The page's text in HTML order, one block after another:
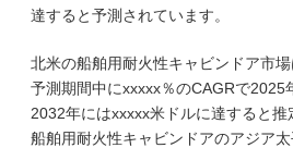
達すると予測されています。
北米の船舶用耐火性キャビンドア市
予測期間中にxxxxx％のCAGRで2025
2032年にはxxxxx米ドルに達すると推
船舶用耐火性キャビンドアのアジア